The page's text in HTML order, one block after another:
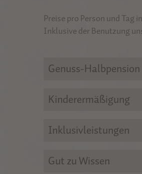
Preise pro Person und Tag
Inklusive der Benutzung
Genuss-Halbpension
Kinderermäßigung
Inklusivleistungen
Gut zu Wissen